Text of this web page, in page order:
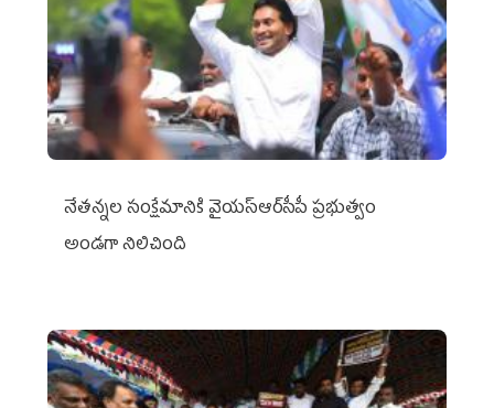
నేతన్నల సంక్షేమానికి వైయ‌స్ఆర్‌సీపీ ప్రభుత్వం
అండగా నిలిచింది